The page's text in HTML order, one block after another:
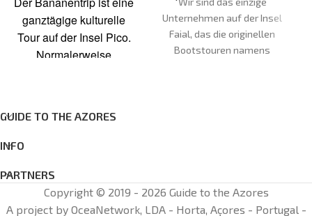
ganztägige kulturelle
Tour auf der Insel Pico.
Normalerweise
über die Weinkultur und
die Weinberge, die zum
gehören. Und wir werden
die Bedeutung der
Walfangkultur auf den
Unternehmen auf der Insel
Faial, das die originellen
Bootstouren namens
Capelinhos teilen. Die Fahrt
wird mit anderen
GUIDE TO THE AZORES
INFO
PARTNERS
Copyright © 2019 - 2026 Guide to the Azores
A project by OceaNetwork, LDA - Horta, Açores - Portugal -